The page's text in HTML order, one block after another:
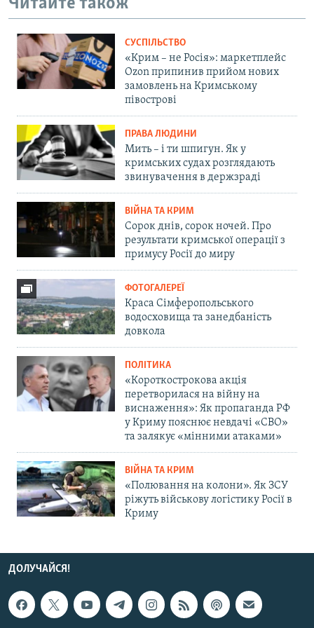
СУСПІЛЬСТВО
«Крим – не Росія»: маркетплейс
Ozon припинив прийом нових
замовлень на Кримському
півострові
ПРАВА ЛЮДИНИ
Мить – і ти шпигун. Як у
кримських судах розглядають
звинувачення в держзраді
ВІЙНА ТА КРИМ
Сорок днів, сорок ночей. Про
результати кримської операції з
примусу Росії до миру
ФОТОГАЛЕРЕЇ
Краса Сімферопольського
водосховища та занедбаність
довкола
ПОЛІТИКА
«Короткострокова акція
перетворилася на війну на
виснаження»: Як пропаганда РФ
у Криму пояснює невдачі «СВО»
та залякує «мінними атаками»
ВІЙНА ТА КРИМ
«Полювання на колони». Як ЗСУ
ріжуть військову логістику Росії в
Криму
ДОЛУЧАЙСЯ!